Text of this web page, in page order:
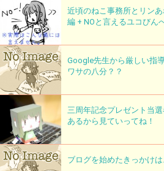
近頃のねこ事務所とリン
編 + NOと言えるユコびん
Google先生から厳しい指
ワサの八分？？
三周年記念プレゼント当
あるから見ていってね！
ブログを始めたきっかけ